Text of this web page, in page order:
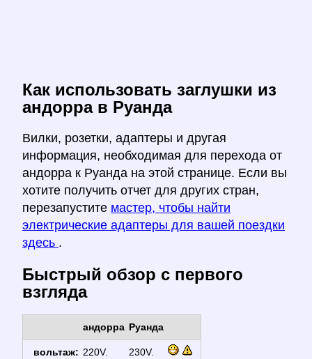
Как использовать заглушки из
андорра в Руанда
Вилки, розетки, адаптеры и другая
информация, необходимая для перехода от
андорра к Руанда на этой странице. Если вы
хотите получить отчет для других стран,
перезапустите мастер, чтобы найти
электрические адаптеры для вашей поездки
здесь .
Быстрый обзор с первого
взгляда
андорра Руанда
вольтаж: 220V. 230V.